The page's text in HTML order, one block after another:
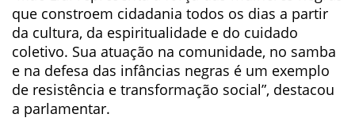
que constroem cidadania todos os dias a partir
da cultura, da espiritualidade e do cuidado
coletivo. Sua atuação na comunidade, no samba
e na defesa das infâncias negras é um exemplo
de resistência e transformação social”, destacou
a parlamentar.